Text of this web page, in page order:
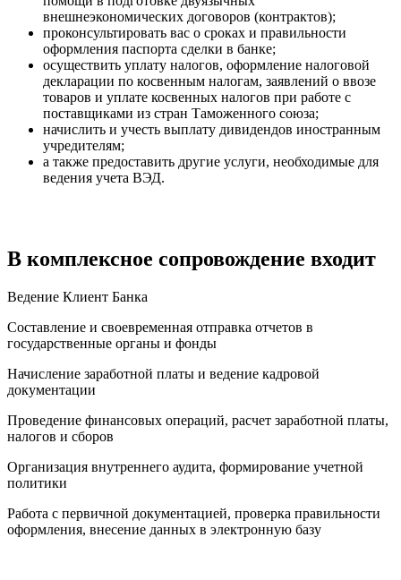
внешнеэкономических договоров (контрактов);
проконсультировать вас о сроках и правильности
оформления паспорта сделки в банке;
осуществить уплату налогов, оформление налоговой
декларации по косвенным налогам, заявлений о ввозе
товаров и уплате косвенных налогов при работе с
поставщиками из стран Таможенного союза;
начислить и учесть выплату дивидендов иностранным
учредителям;
а также предоставить другие услуги, необходимые для
ведения учета ВЭД.
В комплексное сопровождение входит
Ведение Клиент Банка
Составление и своевременная отправка отчетов в
государственные органы и фонды
Начисление заработной платы и ведение кадровой
документации
Проведение финансовых операций, расчет заработной платы,
налогов и сборов
Организация внутреннего аудита, формирование учетной
политики
Работа с первичной документацией, проверка правильности
оформления, внесение данных в электронную базу